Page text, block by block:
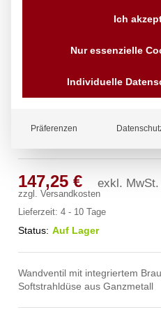
ecoSet
147,25€ exkl. MwSt.
zzgl.Versandkosten
Lieferzeit:4 - 10 Tage
Status: Auf Lager
Wandventil mit integriertem
Softstrahldüse aus Ganzmetall
Ich
Nur essenzielle
Individuelle
Präferenzen